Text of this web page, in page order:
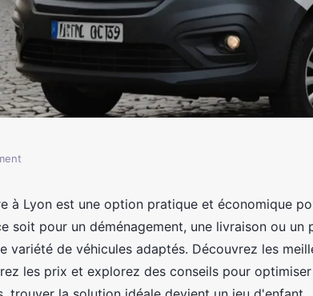
: la solution
à Lyon est une option pratique et économique
soit pour un déménagement, une livraison ou un
variété de véhicules adaptés. Découvrez les
les prix et explorez des conseils pour